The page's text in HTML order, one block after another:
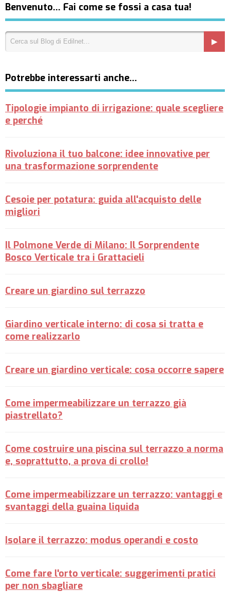
Benvenuto… Fai come se fossi a casa tua!
Potrebbe interessarti anche…
Tipologie impianto di irrigazione: quale scegliere
e perché
Rivoluziona il tuo balcone: idee innovative per
una trasformazione sorprendente
Cesoie per potatura: guida all'acquisto delle
migliori
Il Polmone Verde di Milano: Il Sorprendente
Bosco Verticale tra i Grattacieli
Creare un giardino sul terrazzo
Giardino verticale interno: di cosa si tratta e
come realizzarlo
Creare un giardino verticale: cosa occorre sapere
Come impermeabilizzare un terrazzo già
piastrellato?
Come costruire una piscina sul terrazzo a norma
e, soprattutto, a prova di crollo!
Come impermeabilizzare un terrazzo: vantaggi e
svantaggi della guaina liquida
Isolare il terrazzo: modus operandi e costo
Come fare l'orto verticale: suggerimenti pratici
per non sbagliare